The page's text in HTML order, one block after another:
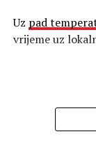
Još veća
Na dubini do
prema
površini, čime
Uz pad
vrijeme uz